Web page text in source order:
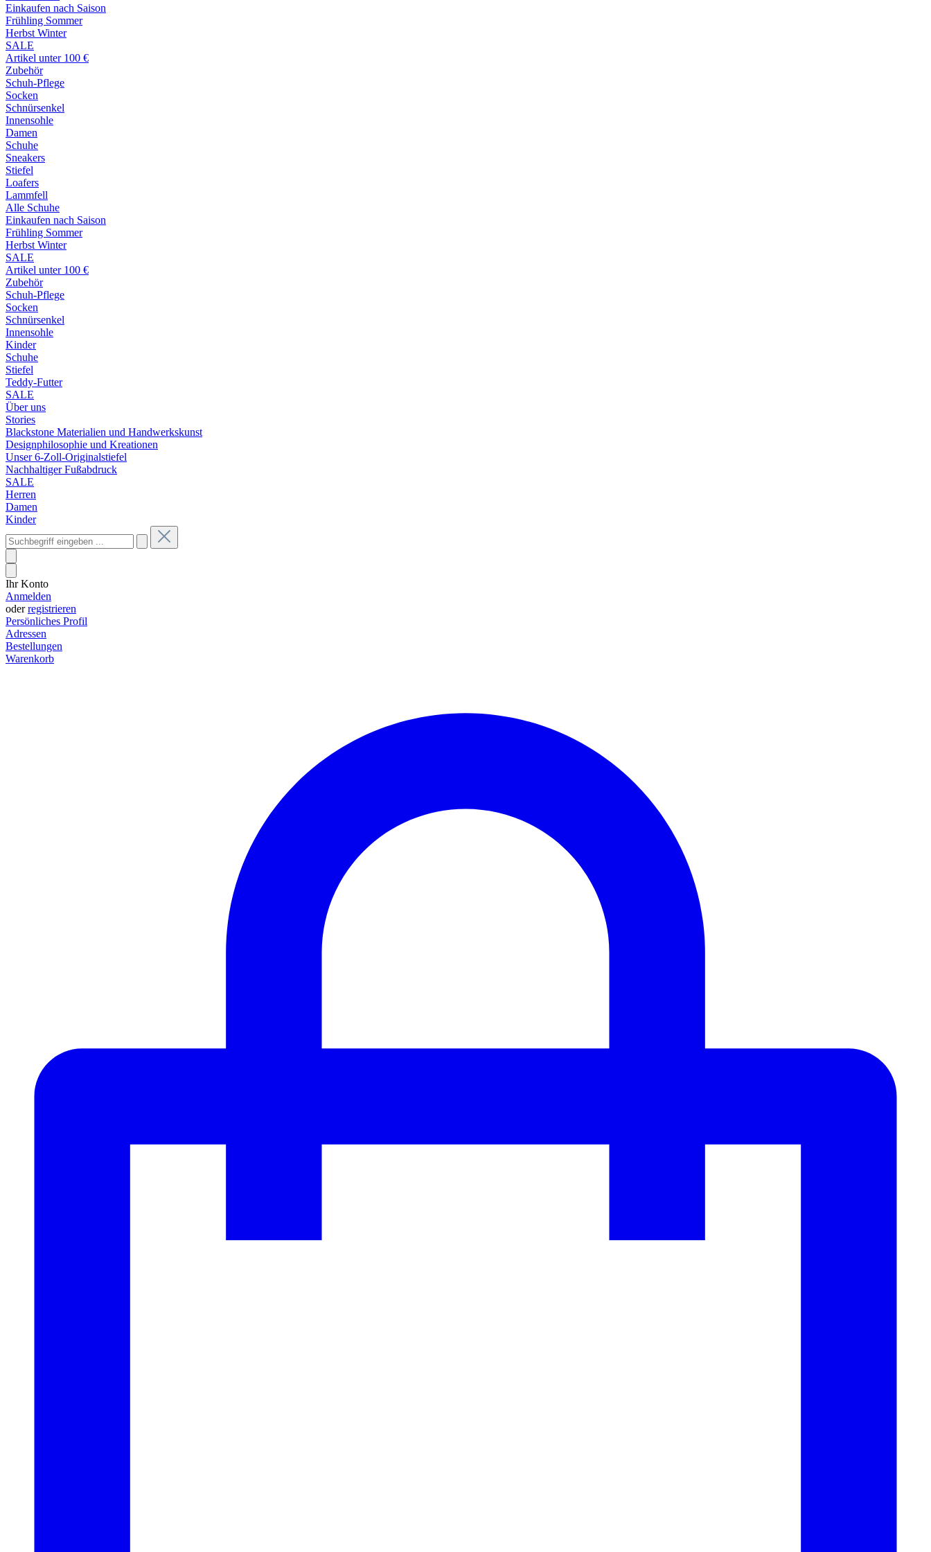
Einkaufen nach Saison
Frühling Sommer
Herbst Winter
SALE
Artikel unter 100 €
Zubehör
Schuh-Pflege
Socken
Schnürsenkel
Innensohle
Damen
Schuhe
Sneakers
Stiefel
Loafers
Lammfell
Alle Schuhe
Einkaufen nach Saison
Frühling Sommer
Herbst Winter
SALE
Artikel unter 100 €
Zubehör
Schuh-Pflege
Socken
Schnürsenkel
Innensohle
Kinder
Schuhe
Stiefel
Teddy-Futter
SALE
Über uns
Stories
Blackstone Materialien und Handwerkskunst
Designphilosophie und Kreationen
Unser 6-Zoll-Originalstiefel
Nachhaltiger Fußabdruck
SALE
Herren
Damen
Kinder
Ihr Konto
Anmelden
oderregistrieren
Persönliches Profil
Adressen
Bestellungen
Warenkorb